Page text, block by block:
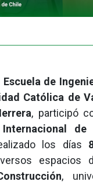
Escuela de
Católica de
, participó
Internacional de
los días
espacios
,